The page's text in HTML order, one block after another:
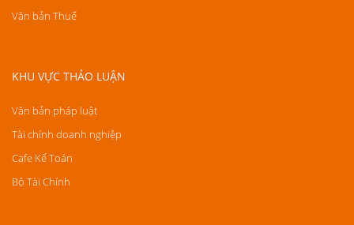
Văn bản Thuế
KHU VỰC THẢO LUẬN
Văn bản pháp luật
Tài chính doanh nghiệp
Cafe Kế Toán
Bộ Tài Chính